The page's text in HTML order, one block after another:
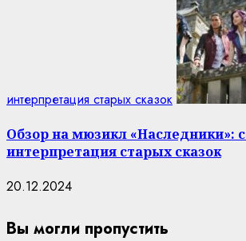
интерпретация старых сказок
Обзор на мюзикл «Наследники»:
интерпретация старых сказок
20.12.2024
Вы могли пропустить